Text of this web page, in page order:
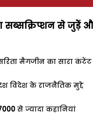
सब्सक्रिप्शन से जुड़ेें
मैगजीन का सारा कंटेंट
विदेश के राजनैतिक मुद्दे
से ज्यादा कहानियां